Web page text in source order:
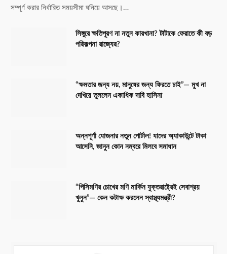
সম্পূর্ণ করার নির্ধারিত সময়সীমা ঘনিয়ে আসছে।…
সিঙ্গুরে ক্ষতিপূরণ না নতুন কারখানা? টাটাকে ফেরাতে কী বড়
পরিকল্পনা রাজ্যের?
“ক্ষমতার জন্য নয়, মানুষের জন্য ফিরতে চাই”— মুখ না
দেখিয়ে তুললেন একাধিক দাবি হাসিনা
অন্নপূর্ণা যোজনার নতুন পোর্টাল! যাদের অ্যাকাউন্টে টাকা
আসেনি, জানুন কোন নম্বরে মিলবে সমাধান
“পিসিমণির চোখের মণি মার্কিন যুক্তরাষ্ট্রেই সেবাশ্রয়
খুলুন”— কেন কটাক্ষ করলেন স্বাস্থ্যমন্ত্রী?